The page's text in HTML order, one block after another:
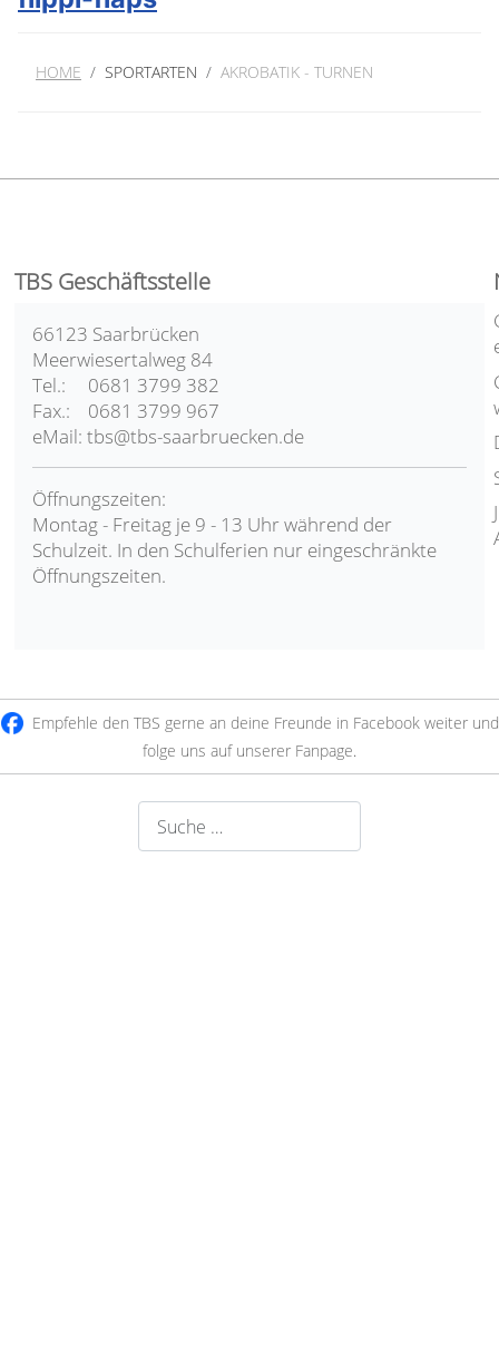
HOME SPORTARTEN AKROBATIK - TURNEN
TBS Geschäftsstelle
66123 Saarbrücken
Meerwiesertalweg 84
Tel.: 0681 3799 382
Fax.: 0681 3799 967
eMail: tbs@tbs-saarbruecken.de
Öffnungszeiten:
Montag - Freitag je 9 - 13 Uhr während der
Schulzeit. In den Schulferien nur eingeschränkte
Öffnungszeiten.
Empfehle den TBS gerne an deine Freunde in Facebook weiter und
folge uns auf unserer Fanpage.